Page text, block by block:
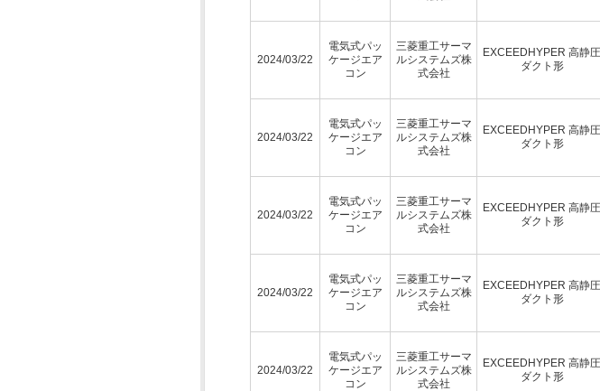
2024/03/22
電気式パッ
ケージエア
コン
三菱重工サーマ
ルシステムズ株
式会社
EXCEEDHYPER 高静圧
ダクト形
2024/03/22
電気式パッ
ケージエア
コン
三菱重工サーマ
ルシステムズ株
式会社
EXCEEDHYPER 高静圧
ダクト形
2024/03/22
電気式パッ
ケージエア
コン
三菱重工サーマ
ルシステムズ株
式会社
EXCEEDHYPER 高静圧
ダクト形
2024/03/22
電気式パッ
ケージエア
コン
三菱重工サーマ
ルシステムズ株
式会社
EXCEEDHYPER 高静圧
ダクト形
2024/03/22
電気式パッ
ケージエア
コン
三菱重工サーマ
ルシステムズ株
式会社
EXCEEDHYPER 高静圧
ダクト形